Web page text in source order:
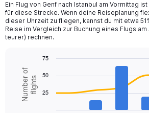
The
chart
has
1
displaying
values.
Range:
Ein Flug von Genf nach Istanbul am Vormittag
für diese Strecke. Wenn deine Reiseplanung
dieser Uhrzeit zu fliegen, kannst du mit etwa
Reise im Vergleich zur Buchung eines Flugs
teurer) rechnen.
Combination
chart
with
data
Chart
graphic.
Number offlights 25
50
75